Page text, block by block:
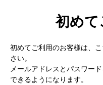
初めて
初めてご利用のお客様は、
さい。
メールアドレスとパスワー
できるようになります。